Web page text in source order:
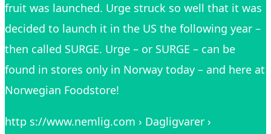
fruit was launched. Urge struck so well that it was
decided to launch it in the US the following year –
then called SURGE. Urge – or SURGE – can be
found in stores only in Norway today – and here at
Norwegian Foodstore!
http s://www.nemlig.com › Dagligvarer ›